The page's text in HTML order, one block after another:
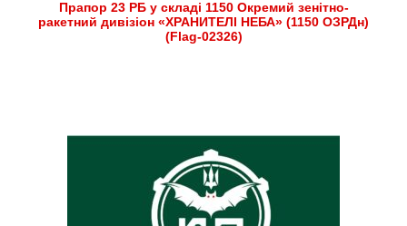
Прапор 23 РБ у складі 1150 Окремий зенітно-
ракетний дивізіон «ХРАНИТЕЛІ НЕБА» (1150 ОЗРДн)
(Flag-02326)